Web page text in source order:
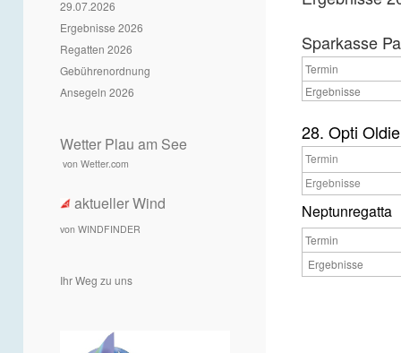
29.07.2026
Ergebnisse 2026
Regatten 2026
Gebührenordnung
Ansegeln 2026
Wetter Plau am See
von Wetter.com
aktueller Wind
von WINDFINDER
Ihr Weg zu uns
Sparkasse
Termin
Ergebnisse
28. Opti Oldie
Termin
Ergebnisse
Neptunregatta
Termin
Ergebnisse